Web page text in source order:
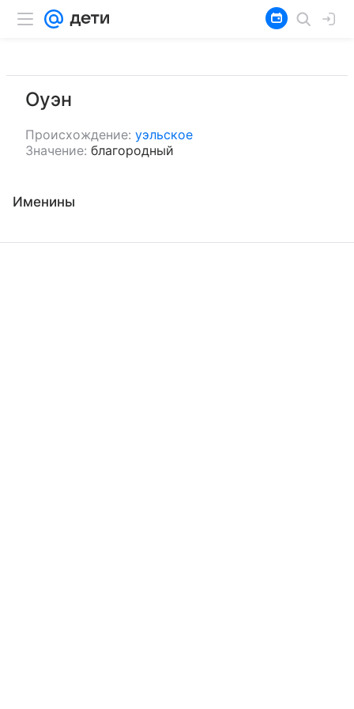
Оуэн
Происхождение: уэльское
Значение: благородный
Именины